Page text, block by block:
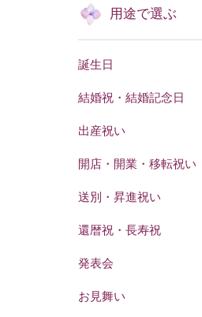
用途で選ぶ
誕生日
結婚祝・結婚記念日
出産祝い
開店・開業・移転祝い
送別・昇進祝い
還暦祝・長寿祝
発表会
お見舞い